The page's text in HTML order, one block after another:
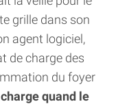
grille dans son
agent logiciel,
de charge des
du foyer
quand le